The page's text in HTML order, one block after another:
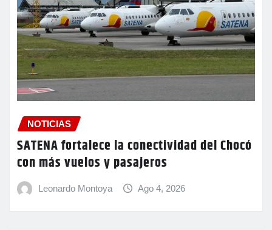
NOTICIAS
SATENA fortalece la conectividad del Chocó
con más vuelos y pasajeros
Leonardo Montoya Ago 4, 2026